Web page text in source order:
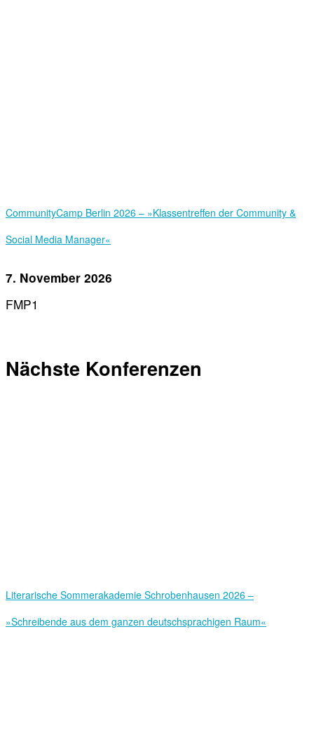
Community­Camp Berlin 2026 – »Klassentreffen der Community &
Social Media Manager«
7. November 2026
FMP1
Nächste Konferenzen
Literarische Sommerakademie Schrobenhausen 2026 –
»Schreibende aus dem ganzen deutschsprachigen Raum«